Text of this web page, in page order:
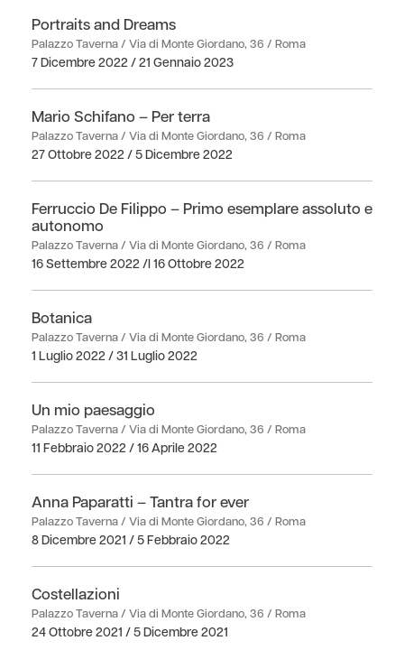
Portraits and Dreams
Palazzo Taverna / Via di Monte Giordano, 36 / Roma
7 Dicembre 2022 / 21 Gennaio 2023
Mario Schifano – Per terra
Palazzo Taverna / Via di Monte Giordano, 36 / Roma
27 Ottobre 2022 / 5 Dicembre 2022
Ferruccio De Filippo – Primo esemplare assoluto e
autonomo
Palazzo Taverna / Via di Monte Giordano, 36 / Roma
16 Settembre 2022 /l 16 Ottobre 2022
Botanica
Palazzo Taverna / Via di Monte Giordano, 36 / Roma
1 Luglio 2022 / 31 Luglio 2022
Un mio paesaggio
Palazzo Taverna / Via di Monte Giordano, 36 / Roma
11 Febbraio 2022 / 16 Aprile 2022
Anna Paparatti – Tantra for ever
Palazzo Taverna / Via di Monte Giordano, 36 / Roma
8 Dicembre 2021 / 5 Febbraio 2022
Costellazioni
Palazzo Taverna / Via di Monte Giordano, 36 / Roma
24 Ottobre 2021 / 5 Dicembre 2021